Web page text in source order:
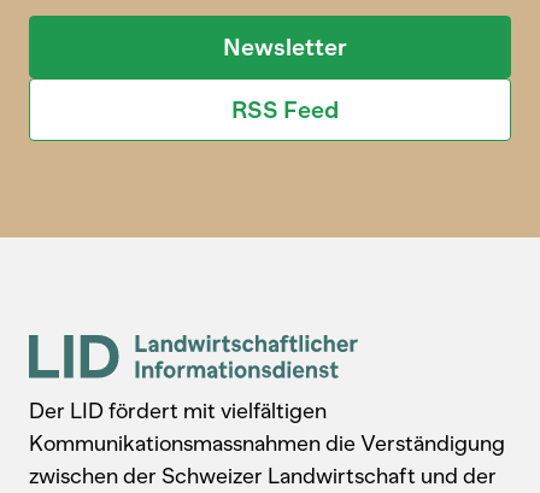
Newsletter
RSS Feed
Der LID fördert mit vielfältigen
Kommunikationsmassnahmen die Verständigung
zwischen der Schweizer Landwirtschaft und der